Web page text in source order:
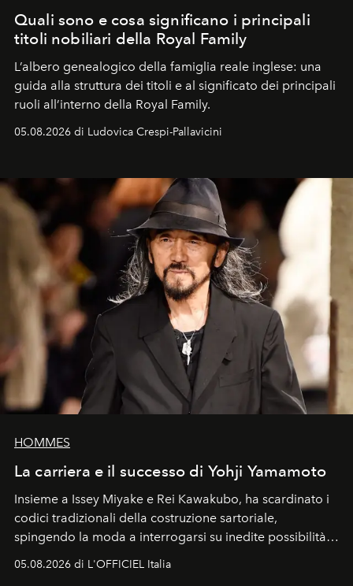
Quali sono e cosa significano i principali
titoli nobiliari della Royal Family
L’albero genealogico della famiglia reale inglese: una
guida alla struttura dei titoli e al significato dei principali
ruoli all’interno della Royal Family.
05.08.2026 di Ludovica Crespi-Pallavicini
HOMMES
La carriera e il successo di Yohji Yamamoto
Insieme a Issey Miyake e Rei Kawakubo, ha scardinato i
codici tradizionali della costruzione sartoriale,
spingendo la moda a interrogarsi su inedite possibilità
formali e a ridefinire il concetto stesso di silhouette.
05.08.2026 di L'OFFICIEL Italia